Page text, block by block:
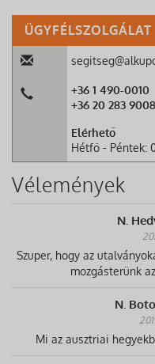
ÜGYFÉLSZOLGÁLAT
+36 1 490-0010
+36 20 283 9008
Elérhető
Hétfő - Péntek:
Vélemények
N.
Szuper, hogy az
mozgásterünk
N.
Mi az ausztriai